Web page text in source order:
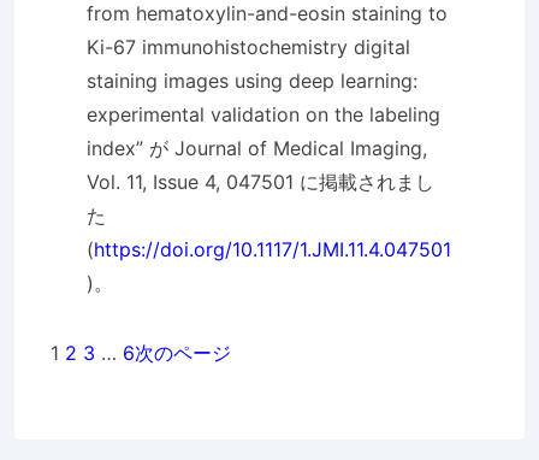
from hematoxylin-and-eosin staining to
Ki-67 immunohistochemistry digital
staining images using deep learning:
experimental validation on the labeling
index” が Journal of Medical Imaging,
Vol. 11, Issue 4, 047501 に掲載されまし
た
(https://doi.org/10.1117/1.JMI.11.4.047501
)。
1 2 3 … 6次のページ